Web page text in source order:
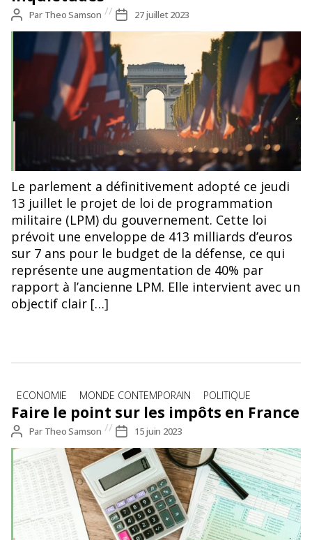
Auteur
de
Par Theo Samson
Date
de
l’article
27 juillet 2023
SSUCv3H4sIAAAAAAAACoRSQW7DIBC8V+ofLM6xaseUxPlED
zlGPawxtWkwRIBTRVH+3sWYiEvVm3dmd3Zm8f31pShIB05yc
ijuocJaKjU7b8FLoxGuNytuhe6FRaRKyNU2rMoBkPmA6KU3V
oLKWzrwfNQwCQT1rFSAHwtJnAc/O+GClxXi4MWAGhF8SkTD
p1gXiVhInECKfHTfgntHNhnl5i5QJEFxxx8CRzlo93a8TZ1R/8jEj8
/nEQah+W0JkYWzQgmI4U6xlZx/vLBTHhfmXpos6dVwwO2Ho
smULlZyqYdszPhxeZg0xs2svQ0WSHJOlDEX6FQ4+xdqioSP4B
y29wnPFnH8DcyU7dHGLwFWVdLj64Sybpotow1jdLvdt+17Rd
eG+KKjRJ3FThLCmp9ln0eXwQHhtN61rahK0bC6pLt2V+6hrU
paN1VVU/bFOsDDP34BAAD//wMAkBsJvroCAAA=
Le parlement a définitivement adopté ce jeudi
13 juillet le projet de loi de programmation
militaire (LPM) du gouvernement. Cette loi
prévoit une enveloppe de 413 milliards d’euros
sur 7 ans pour le budget de la défense, ce qui
représente une augmentation de 40% par
rapport à l’ancienne LPM. Elle intervient avec un
objectif clair […]
Catégories
ECONOMIE MONDE CONTEMPORAIN POLITIQUE
Faire le point sur les impôts en France
Auteur
de
l’article
Par Theo Samson
Date
de
l’article
15 juin 2023